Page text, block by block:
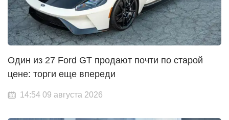
Один из 27 Ford GT продают почти по старой
цене: торги еще впереди
14:54 09 августа 2026